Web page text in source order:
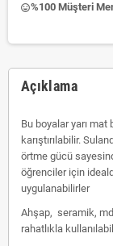
insert_emoticon%100 Müşteri
Açıklama
Bu boyalar yarı
karıştırılabilir.
örtme gücü
öğrenciler için
uygulanabilirler
Ahşap, seramik,
rahatlıkla